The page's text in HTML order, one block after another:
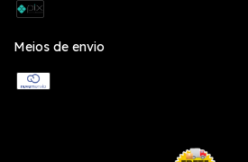
Meios de envio